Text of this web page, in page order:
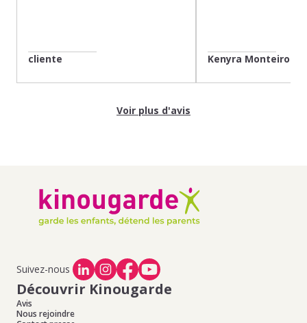
cliente Kenyra Monteiro
Voir plus d'avis
Suivez-nous
Découvrir Kinougarde
Avis
Nous rejoindre